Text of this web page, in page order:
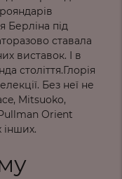
Берліна під
ставала
виставок. І в
століття.Глорія
Без неї не
Mitsuoko,
Orient
інших.